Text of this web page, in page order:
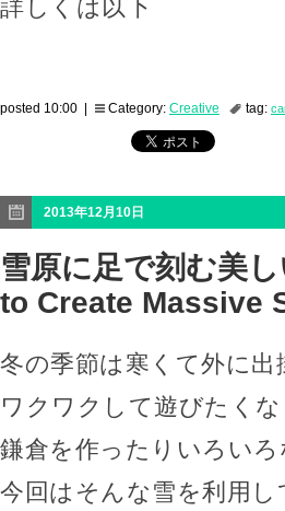
詳しくは以下
posted 10:00 | Category: Creative tag:
2013年12月10日
雪原に足で刻む美
to Create Massive
冬の季節は寒くて外に
ワクワクして遊びたく
鎌倉を作ったりいろい
今回はそんな雪を利用